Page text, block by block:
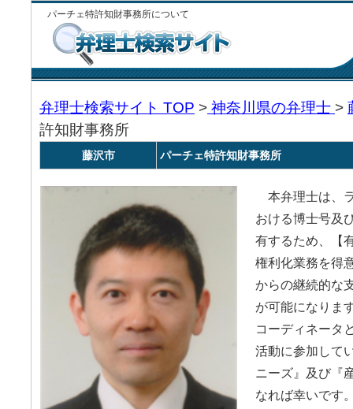
パーチェ特許知財事務所について
弁理士検索サイト TOP > 神奈川県の弁理士 >
許知財事務所
藤沢市 パーチェ特許知財事務所
本弁理士は、
おける博士号及
有するため、【
権利化業務を得
からの継続的な
が可能になりま
コーディネータ
活動に参加して
ニーズ』及び『
なれば幸いです